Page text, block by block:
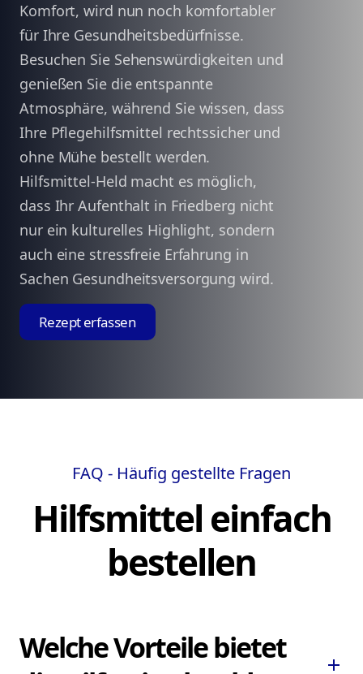
Komfort, wird nun noch komfortabler
für Ihre Gesundheitsbedürfnisse.
Besuchen Sie Sehenswürdigkeiten und
genießen Sie die entspannte
Atmosphäre, während Sie wissen, dass
Ihre Pflegehilfsmittel rechtssicher und
ohne Mühe bestellt werden.
Hilfsmittel-Held macht es möglich,
dass Ihr Aufenthalt in Friedberg nicht
nur ein kulturelles Highlight, sondern
auch eine stressfreie Erfahrung in
Sachen Gesundheitsversorgung wird.
Rezept erfassen
FAQ - Häufig gestellte Fragen
Hilfsmittel einfach
bestellen
Welche Vorteile bietet
add